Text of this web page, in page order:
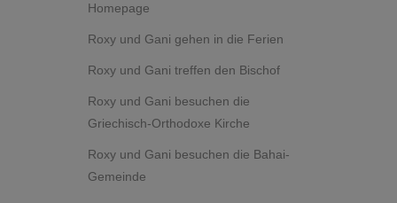
Homepage
Roxy und Gani gehen in die Ferien
Roxy und Gani treffen den Bischof
Roxy und Gani besuchen die
Griechisch-Orthodoxe Kirche
Roxy und Gani besuchen die Bahai-
Gemeinde